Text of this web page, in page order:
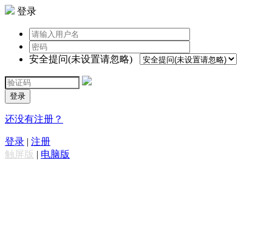
登录
安全提问(未设置请忽略)
登录
还没有注册？
登录 | 注册
触屏版 | 电脑版